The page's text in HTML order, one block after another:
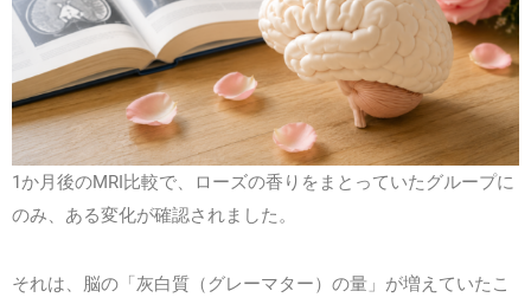
1か月後のMRI比較で、ローズの香りをまとっていたグループに
のみ、ある変化が確認されました。
それは、脳の「灰白質（グレーマター）の量」が増えていたこ